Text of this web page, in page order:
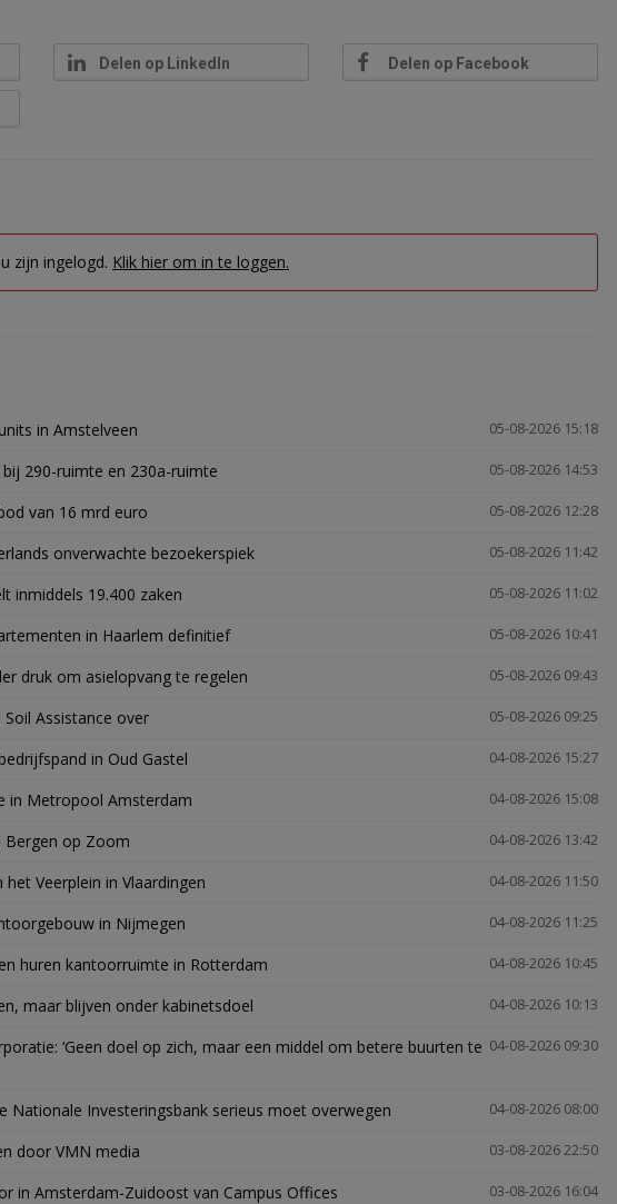
Delen op LinkedIn Delen op Facebook
zijn ingelogd. Klik hier om in te loggen.
05-08-2026 15:18
in Amstelveen
05-08-2026 14:53
290-ruimte en 230a-ruimte
05-08-2026 12:28
van 16 mrd euro
05-08-2026 11:42
onverwachte bezoekerspiek
05-08-2026 11:02
inmiddels 19.400 zaken
05-08-2026 10:41
in Haarlem definitief
05-08-2026 09:43
druk om asielopvang te regelen
05-08-2026 09:25
Assistance over
04-08-2026 15:27
in Oud Gastel
04-08-2026 15:08
in Metropool Amsterdam
04-08-2026 13:42
Bergen op Zoom
04-08-2026 11:50
Veerplein in Vlaardingen
04-08-2026 11:25
in Nijmegen
04-08-2026 10:45
huren kantoorruimte in Rotterdam
04-08-2026 10:13
maar blijven onder kabinetsdoel
04-08-2026 09:30
‘Geen doel op zich, maar een middel om betere buurten te
04-08-2026 08:00
Nationale Investeringsbank serieus moet overwegen
03-08-2026 22:50
door VMN media
03-08-2026 16:04
in Amsterdam-Zuidoost van Campus Offices